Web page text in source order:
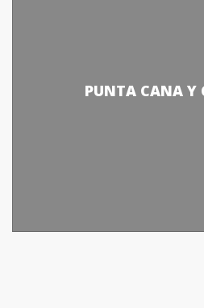
PUNTA CANA Y